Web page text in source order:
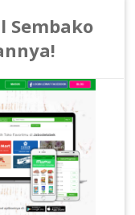
Sembako